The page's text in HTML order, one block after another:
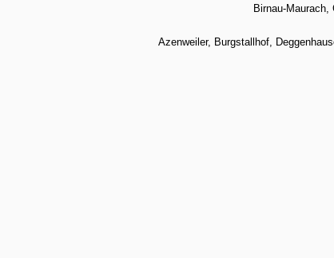
Birnau-Maurach,
Azenweiler, Burgstallhof,